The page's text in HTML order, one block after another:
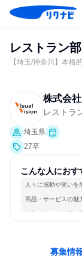
レストラン
【埼玉/神奈川】本格
株式会
レストラ
埼玉県
27卒
こんな人におす
人々に感動や笑いを
商品・サービスの魅
情熱を持って仕事に
募集情